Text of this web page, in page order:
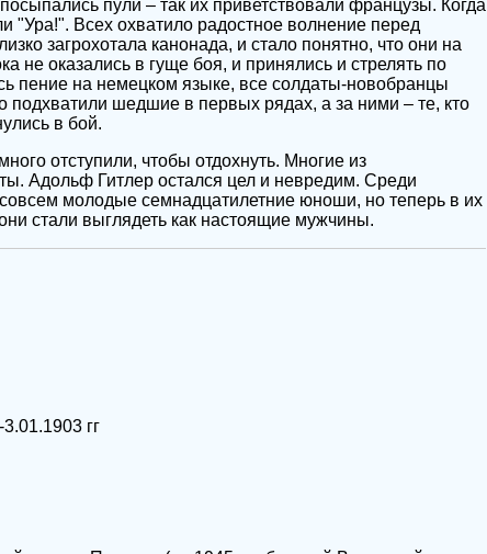
пули – так их приветствовали французы. Когда
"Ура!". Всех охватило радостное волнение перед
загрохотала канонада, и стало понятно, что они на
не оказались в гуще боя, и принялись и стрелять по
пение на немецком языке, все солдаты-новобранцы
подхватили шедшие в первых рядах, а за ними – те, кто
в бой.
отступили, чтобы отдохнуть. Многие из
Адольф Гитлер остался цел и невредим. Среди
молодые семнадцатилетние юноши, но теперь в их
стали выглядеть как настоящие мужчины.
гг